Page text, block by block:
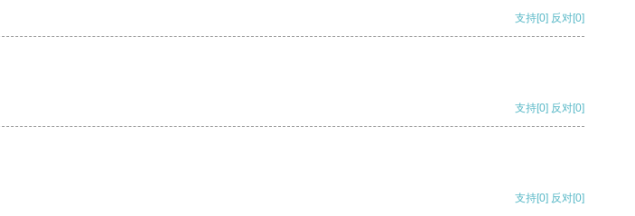
支持[0] 反对[0]
支持[0] 反对[0]
支持[0] 反对[0]